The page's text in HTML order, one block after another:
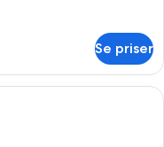
Se priser
med en stor säng, en